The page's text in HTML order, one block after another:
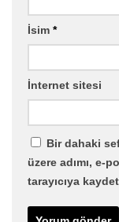
İsim *
İnternet sitesi
Bir dahaki
üzere adımı, e-
tarayıcıya